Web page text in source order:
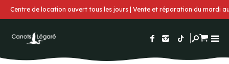
Centre de location ouvert tous les jours | Vente et réparation du mardi